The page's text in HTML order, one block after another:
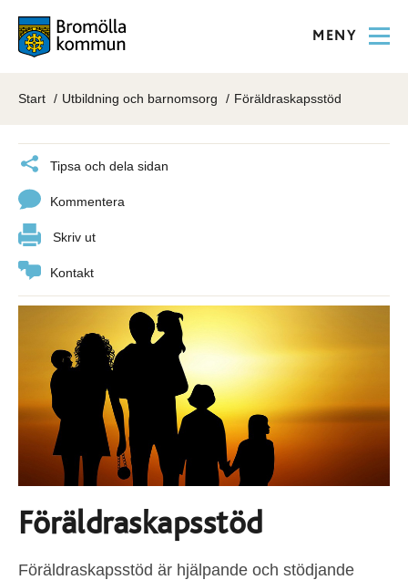
MENY
Start Utbildning och barnomsorg Föräldraskapsstöd
Tipsa och dela sidan
Kommentera
Skriv ut
Kontakt
Föräldraskapsstöd
Föräldraskapsstöd är hjälpande och stödjande